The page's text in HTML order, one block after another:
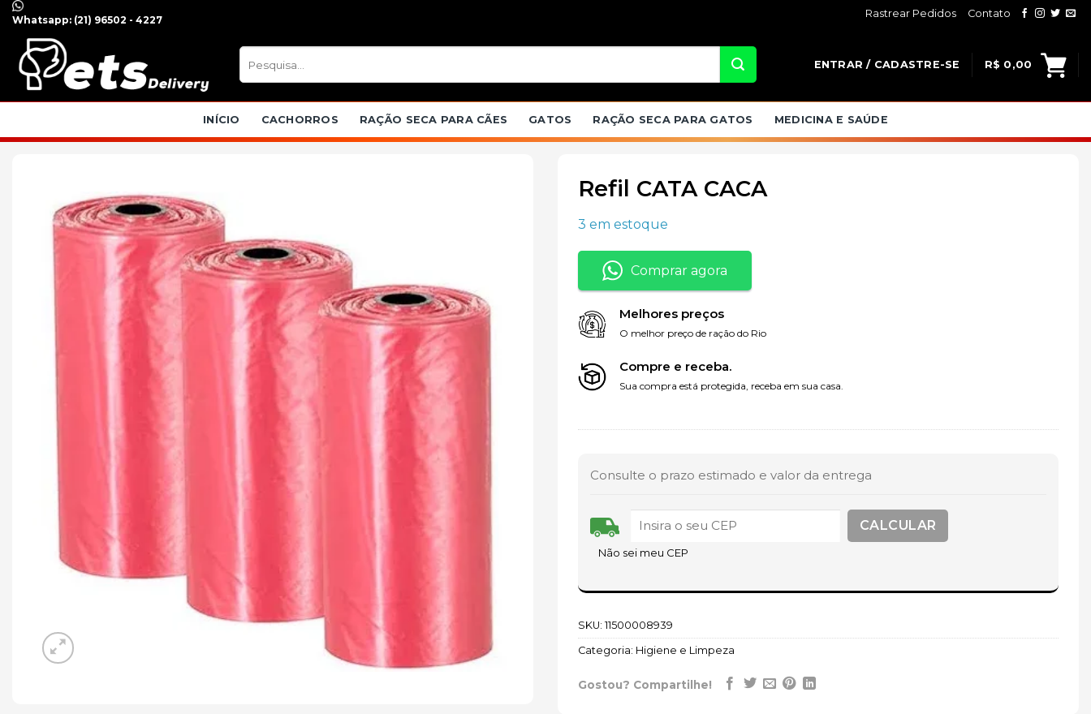
Skip
content
Whatsapp: (21) 96502 - 4227
Rastrear Pedidos Contato
Pesquisar
por:
ENTRAR / CADASTRE-SE R$ 0,00
INÍCIO CACHORROS RAÇÃO SECA PARA CÃES GATOS RAÇÃO SECA PARA GATOS MEDICINA E SAÚDE
Refil CATA CACA
3 em estoque
Comprar agora
Melhores preços
O melhor preço de ração do Rio
Compre e receba.
Sua compra está protegida, receba em sua casa.
Consulte o prazo estimado e valor da entrega
Não sei meu CEP
SKU: 11500008939
Categoria: Higiene e Limpeza
Gostou? Compartilhe!